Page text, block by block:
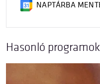
NAPTÁRBA
Hasonló programok